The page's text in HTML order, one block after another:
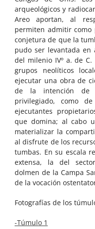
arqueológicos y
Areo aportan, al
permiten admitir como
conjetura de que la
pudo ser levantada
del milenio IVº a. de
grupos neolíticos
ejecutar una obra de
de la intención de
privilegiado, como
ejecutantes
que domina; al cabo
materializar la
al disfrute de los
tumbas. En su escala
extensa, la del
dolmen de la Campa
de la vocación
Fotografías de los
-Túmulo 1